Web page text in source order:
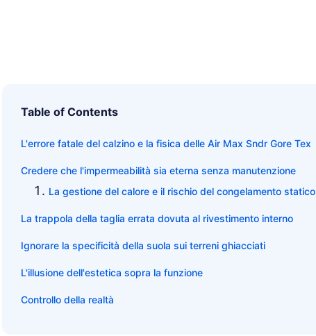
Table of Contents
L'errore fatale del calzino e la fisica delle Air Max Sndr Gore Tex
Credere che l'impermeabilità sia eterna senza manutenzione
La gestione del calore e il rischio del congelamento statico
La trappola della taglia errata dovuta al rivestimento interno
Ignorare la specificità della suola sui terreni ghiacciati
L'illusione dell'estetica sopra la funzione
Controllo della realtà